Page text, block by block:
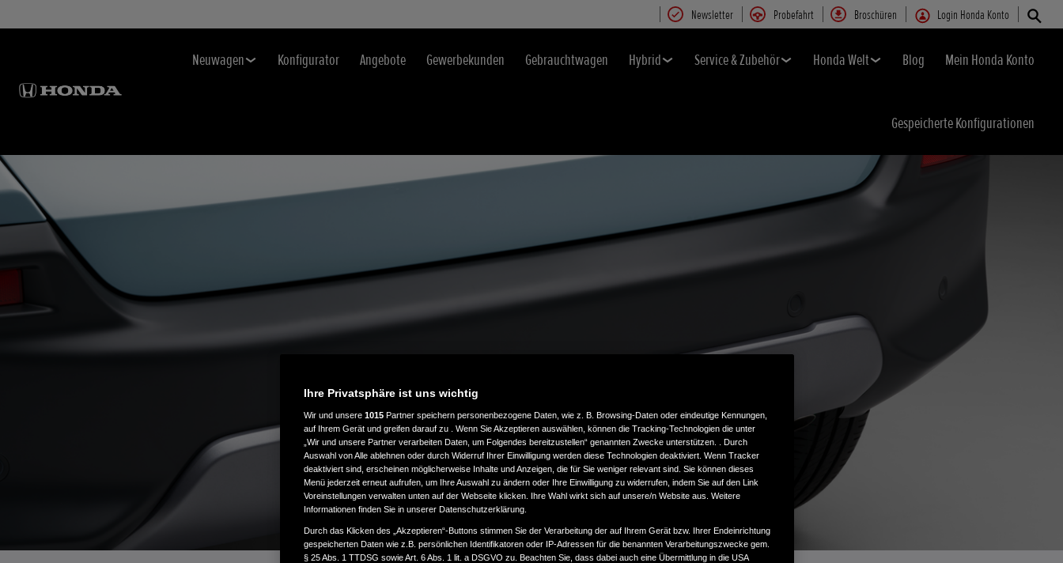
Newsletter Probefahrt Broschüren Login Honda Konto
Neuwagen Konfigurator Angebote Gewerbekunden Gebrauchtwagen Hybrid Service & Zubehör Honda Welt Blog Mein Honda Konto
Gespeicherte Konfigurationen
Ihre Privatsphäre ist uns wichtig
Wir und unsere 1015 Partner speichern personenbezogene Daten, wie z. B. Browsing-Daten oder eindeutige Kennungen,
auf Ihrem Gerät und greifen darauf zu . Wenn Sie Akzeptieren auswählen, können die Tracking-Technologien die unter
„Wir und unsere Partner verarbeiten Daten, um Folgendes bereitzustellen“ genannten Zwecke unterstützen. . Durch
Auswahl von Alle ablehnen oder durch Widerruf Ihrer Einwilligung werden diese Technologien deaktiviert. Wenn Tracker
deaktiviert sind, erscheinen möglicherweise Inhalte und Anzeigen, die für Sie weniger relevant sind. Sie können dieses
Menü jederzeit erneut aufrufen, um Ihre Auswahl zu ändern oder Ihre Einwilligung zu widerrufen, indem Sie auf den Link
Voreinstellungen verwalten unten auf der Webseite klicken. Ihre Wahl wirkt sich auf unsere/n Website aus. Weitere
Informationen finden Sie in unserer Datenschutzerklärung.
Durch das Klicken des „Akzeptieren“-Buttons stimmen Sie der Verarbeitung der auf Ihrem Gerät bzw. Ihrer Endeinrichtung
gespeicherten Daten wie z.B. persönlichen Identifikatoren oder IP-Adressen für die benannten Verarbeitungszwecke gem.
§ 25 Abs. 1 TTDSG sowie Art. 6 Abs. 1 lit. a DSGVO zu. Beachten Sie, dass dabei auch eine Übermittlung in die USA